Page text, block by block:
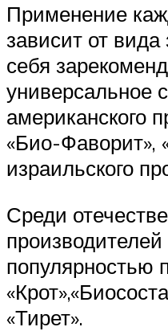
Применение
зависит от
себя
универсальное
американского
«Био-Фаворит»,
израильского
Среди
популярностью
«Тирет».